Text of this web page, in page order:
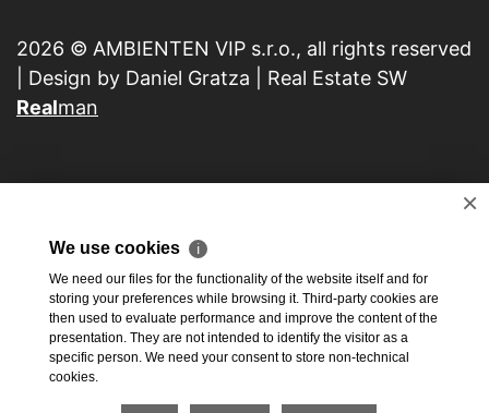
2026 © AMBIENTEN VIP s.r.o., all rights reserved
| Design by Daniel Gratza | Real Estate SW
Realman
×
We use cookies ℹ
We need our files for the functionality of the website itself and for
storing your preferences while browsing it. Third-party cookies are
then used to evaluate performance and improve the content of the
presentation. They are not intended to identify the visitor as a
specific person. We need your consent to store non-technical
cookies.